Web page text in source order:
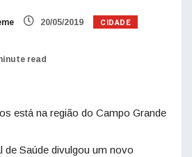
20/05/2019 CIDADE
read
está na região do Campo Grande
de Saúde divulgou um novo